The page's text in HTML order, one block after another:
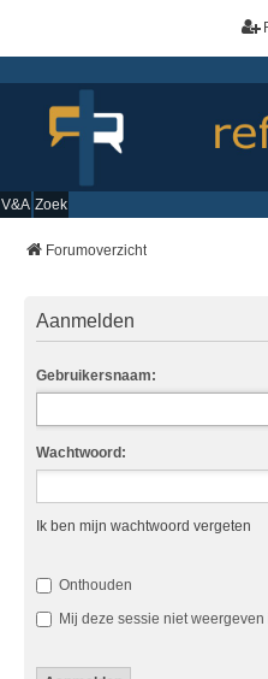
V&A Zoek
Forumoverzicht
Aanmelden
Gebruikersnaam:
Wachtwoord:
Ik ben mijn wachtwoord vergeten
Onthouden
Mij deze sessie niet